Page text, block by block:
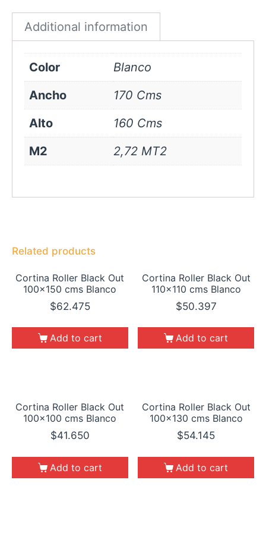
Additional information
Color
Blanco
Ancho
170 Cms
Alto
160 Cms
M2
2,72 MT2
Related products
Cortina Roller Black Out
100×150 cms Blanco
$62.475
Add to cart
Cortina Roller Black Out
110×110 cms Blanco
$50.397
Add to cart
Cortina Roller Black Out
100×100 cms Blanco
$41.650
Add to cart
Cortina Roller Black Out
100×130 cms Blanco
$54.145
Add to cart